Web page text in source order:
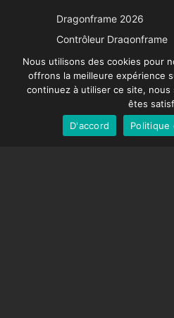
Dragonframe 2026
Contrôleur Dragonframe
DDMX-512
DMC-32
Capuchon de correction
Nous utilisons des cookies pour
offrons la meilleure expérience
continuez à utiliser ce site,
êtes
D'accord
Politique